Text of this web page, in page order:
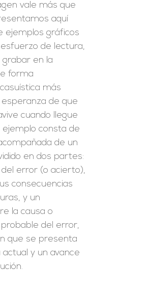
vale más que
aquí
ejemplos gráficos
de lectura,
en la
forma
más
de que
cuando llegue
ejemplo consta de
de un
en dos partes:
error (o acierto),
consecuencias
y un
la causa o
del error,
que se presenta
y un avance